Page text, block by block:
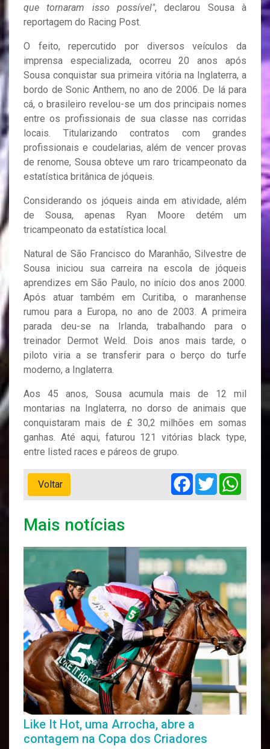
que tornaram isso possível", declarou Sousa à
reportagem do Racing Post.
O feito, repercutido por diversos veículos da
imprensa especializada, ocorreu 20 anos após
Sousa conquistar sua primeira vitória na Inglaterra, a
bordo de Sonic Anthem, no ano de 2006. De lá para
cá, o brasileiro revelou-se um dos principais nomes
entre os profissionais de sua classe nas corridas
locais. Titularizando contratos com grandes
profissionais e coudelarias, além de vencer provas
de renome, Sousa obteve um raro tricampeonato da
estatística britânica de jóqueis.
Considerando os jóqueis ainda em atividade, além
de Sousa, apenas Ryan Moore detém um
tricampeonato da estatística local.
Natural de São Francisco do Maranhão, Silvestre de
Sousa iniciou sua carreira na escola de jóqueis
aprendizes em São Paulo, no início dos anos 2000.
Após atuar também em Curitiba, o maranhense
rumou para a Europa, no ano de 2003. A primeira
parada deu-se na Irlanda, trabalhando para o
treinador Dermot Weld. Dois anos mais tarde, o
piloto viria a se transferir para o berço do turfe
moderno, a Inglaterra.
Aos 45 anos, Sousa acumula mais de 12 mil
montarias na Inglaterra, no dorso de animais que
conquistaram mais de £ 30,2 milhões em somas
ganhas. Até aqui, faturou 121 vitórias black type,
entre listed races e páreos de grupo.
Voltar
Facebook
Twitter
Mais notícias
Like It Hot, uma Arrocha, abre a
contagem na Copa dos Criadores